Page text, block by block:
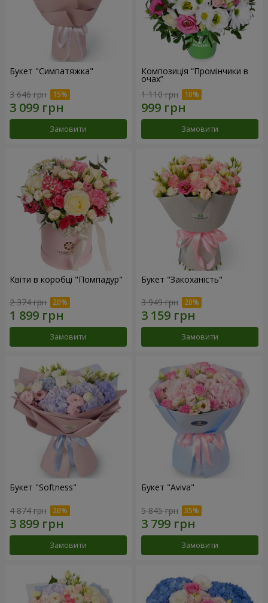
Букет "Симпатяжка"
3 646 грн
Замовити
Композиція “Промінчики в
очах”
1 110 грн
Замовити
Квіти в коробці "Помпадур"
2 374 грн
Замовити
Букет "Закоханість"
3 949 грн
Замовити
Букет "Softness"
4 874 грн
Замовити
Букет "Aviva"
5 845 грн
Замовити